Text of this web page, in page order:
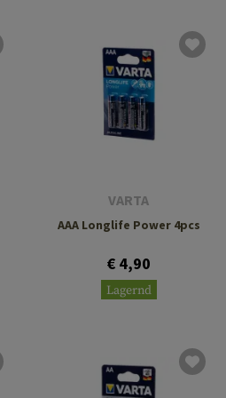
VARTA
AAA Longlife Power 4pcs
€ 4,90
Lagernd